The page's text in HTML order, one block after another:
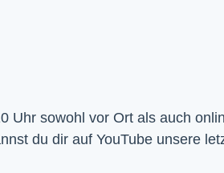
du dir auf YouTube unsere